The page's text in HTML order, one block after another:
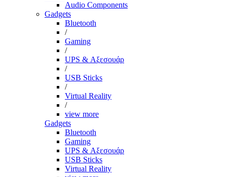
Audio Components
Gadgets
Bluetooth
/
Gaming
/
UPS & Αξεσουάρ
/
USB Sticks
/
Virtual Reality
/
view more
Gadgets
Bluetooth
Gaming
UPS & Αξεσουάρ
USB Sticks
Virtual Reality